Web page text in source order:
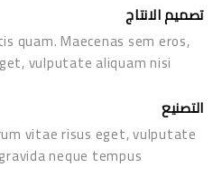
تصميم الانتاج
quam. Maecenas sem eros,
vulputate aliquam nisi.
التصنيع
vitae risus eget, vulputate
neque tempus.